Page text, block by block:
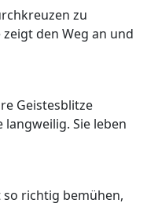
zu
den Weg an und
Geistesblitze
Sie leben
richtig bemühen,